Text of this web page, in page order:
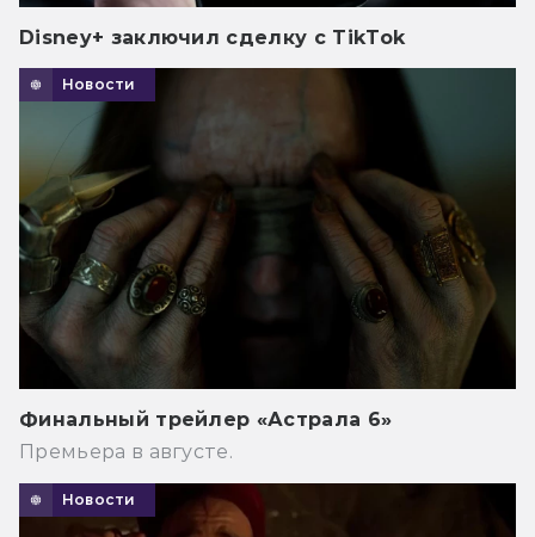
Disney+ заключил сделку с TikTok
Новости
Финальный трейлер «Астрала 6»
Премьера в августе.
Новости